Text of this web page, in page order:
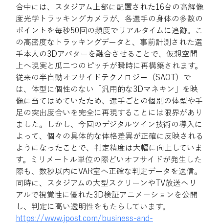
合中には、スタジアム上部に配置された16台の高解像
度光学トラッキングカメラが、各選手の身体の多数の
ポイントを毎秒50回の頻度でリアルタイムに追跡。こ
の高密度なトラッキングデータと、事前計測された選
手本人の3Dアバターを融合させることで、仮想空間
上へ現実と瓜二つのピッチが瞬時に再構築されます。
従来の半自動オフサイドテクノロジー（SAOT）で
は、体型に個性のない「汎用的な3Dマネキン」を映
像に当てはめていたため、選手ごとの個別の体型や手
足の突出度合いを完全に再現することには限界があり
ました。しかし、今回のデジタルツイン技術の導入に
よって、個々の具体的な体格差異が正確に反映される
ようになったことで、判定精度は大幅に向上していま
す。ミリメートル単位の際どいオフサイドが発生した
際も、数秒以内にVAR室へ正確な判定データを送信。
同時に、スタジアムの大型スクリーンやTV放送へリ
アルで視覚性に優れた3D検証アニメーションを公開
し、判定に高い透明性をもたらしています。
https://www.jpost.com/business-and-